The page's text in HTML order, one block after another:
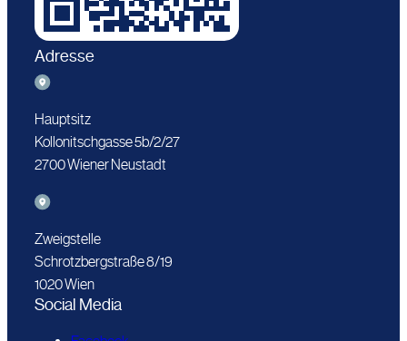
Adresse
Hauptsitz
Kollonitschgasse 5b/2/27
2700 Wiener Neustadt
Zweigstelle
Schrotzbergstraße 8/19
1020 Wien
Social Media